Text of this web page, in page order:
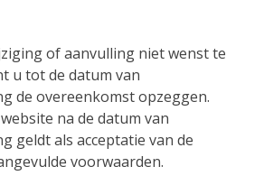
of aanvulling niet wenst te
u tot de datum van
de overeenkomst opzeggen.
na de datum van
geldt als acceptatie van de
voorwaarden.